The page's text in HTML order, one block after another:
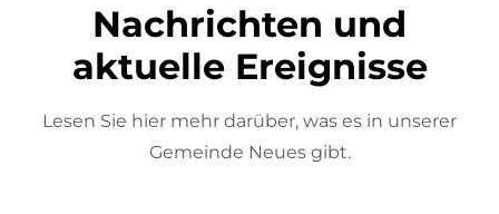
Nachrichten und
aktuelle Ereignisse
Lesen Sie hier mehr darüber, was es in unserer
Gemeinde Neues gibt.